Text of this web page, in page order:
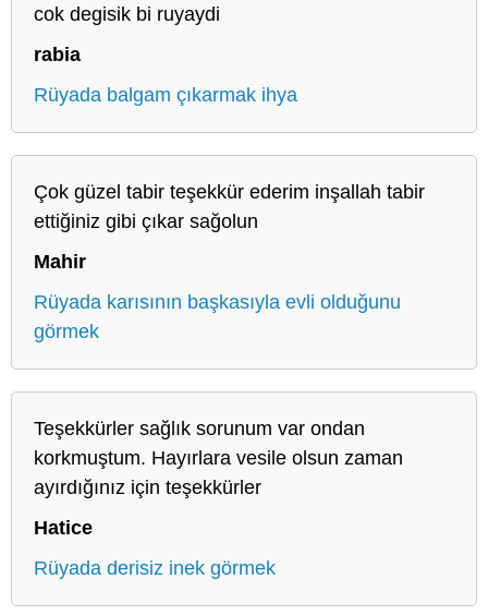
cok degisik bi ruyaydi
rabia
Rüyada balgam çıkarmak ihya
Çok güzel tabir teşekkür ederim inşallah tabir
ettiğiniz gibi çıkar sağolun
Mahir
Rüyada karısının başkasıyla evli olduğunu
görmek
Teşekkürler sağlık sorunum var ondan
korkmuştum. Hayırlara vesile olsun zaman
ayırdığınız için teşekkürler
Hatice
Rüyada derisiz inek görmek